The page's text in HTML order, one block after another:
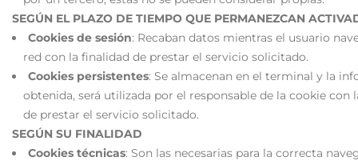
SEGÚN EL PLAZO DE TIEMPO QUE PERMANEZCAN
Cookies de sesión: Recaban datos mientras el usuario
red con la finalidad de prestar el servicio solicitado.
Cookies persistentes: Se almacenan en el terminal y la
obtenida, será utilizada por el responsable de la cookie con
de prestar el servicio solicitado.
SEGÚN SU FINALIDAD
Cookies técnicas: Son las necesarias para la correcta